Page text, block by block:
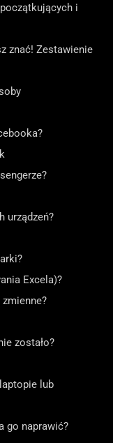
i
znać! Zestawienie
urządzeń?
Excela)?
zostało?
lub
go naprawić?